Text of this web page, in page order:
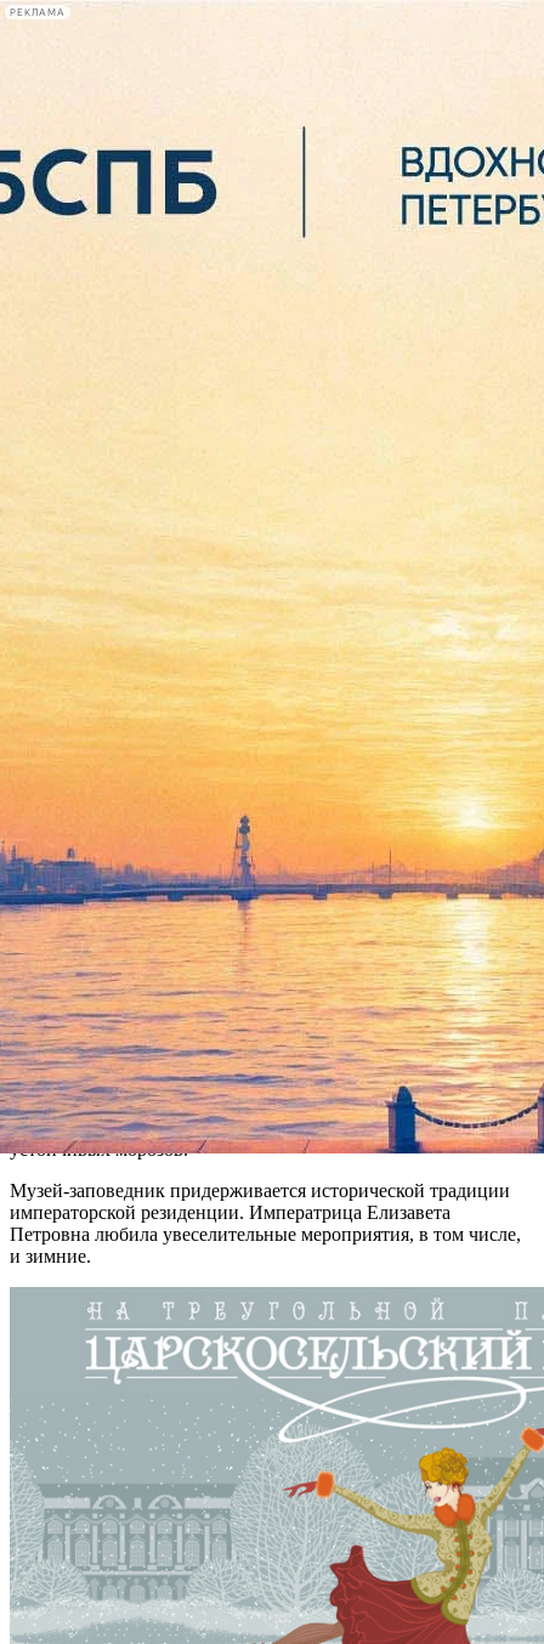
РЕКЛАМА
Сегодня:
2026.08.06
«Царское Село» приглашает
бесплатно покататься на
коньках
27 ноября 2014,14:34 Версия для печати
Музей-заповедник «Царское Село» вновь поддержит
любителей кататься на коньках – 29 ноября рядом с
Екатерининским дворцом откроется каток. По традиции в
первые два дня, 29 и 30 ноября, каждый посетитель может
один час кататься бесплатно (при наличии своих коньков).
Приобщиться к зимнему развлечению можно ежедневно с
12.00 до 22.00.
Красивая подсветка, музыка, новогодняя ель – организаторы
обещают сделать все для поднятия зимнего настроения, но
предупреждают о возможных изменениях: в случае плюсовой
температуры массовое катание отложится до наступления
устойчивых морозов.
Музей-заповедник придерживается исторической традиции
императорской резиденции. Императрица Елизавета
Петровна любила увеселительные мероприятия, в том числе,
и зимние.